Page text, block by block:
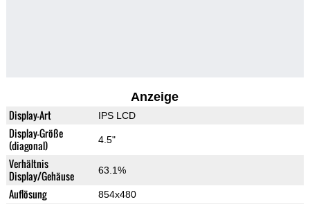
Anzeige
Display-Art IPS LCD
Display-Größe
(diagonal)
4.5"
Verhältnis
Display/Gehäuse
63.1%
Auflösung 854x480